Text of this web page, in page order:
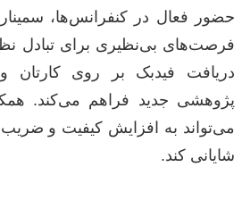
حضور فعال در کنفرانس‌ها،
فرصت‌های بی‌نظیری برای تبادل
دریافت فیدبک بر روی کارتان
پژوهشی جدید فراهم می‌کند.
می‌تواند به افزایش کیفیت و ضریب
شایانی کند.